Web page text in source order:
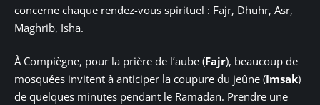
concerne chaque rendez-vous spirituel : Fajr, Dhuhr, Asr,
Maghrib, Isha.
À Compiègne, pour la prière de l’aube (Fajr), beaucoup de
mosquées invitent à anticiper la coupure du jeûne (Imsak)
de quelques minutes pendant le Ramadan. Prendre une